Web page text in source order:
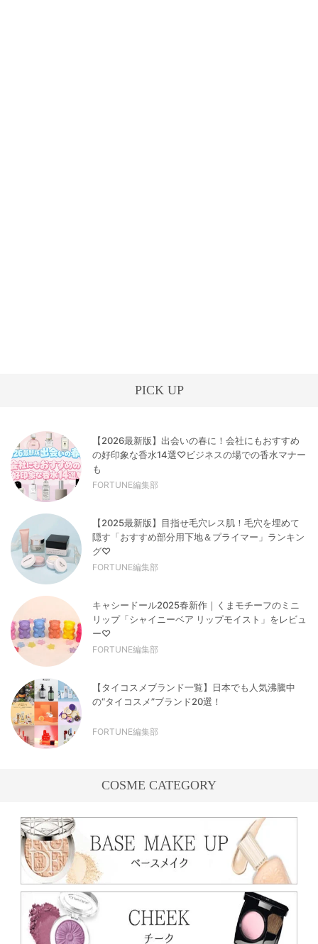
PICK UP
【2026最新版】出会いの春に！会社にもおすすめ
の好印象な香水14選♡ビジネスの場での香水マナー
も
FORTUNE編集部
【2025最新版】目指せ毛穴レス肌！毛穴を埋めて
隠す「おすすめ部分用下地＆プライマー」ランキン
グ♡
FORTUNE編集部
キャシードール2025春新作｜くまモチーフのミニ
リップ「シャイニーベア リップモイスト」をレビュ
ー♡
FORTUNE編集部
【タイコスメブランド一覧】日本でも人気沸騰中
の“タイコスメ”ブランド20選！
FORTUNE編集部
COSME CATEGORY